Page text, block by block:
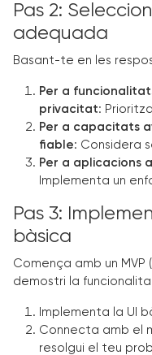
Pas 2:
adequada
Basant-te en les
Per a
privacitat:
Per a capacitats
fiable: Considera
Per a aplicacions
Implementa un
Pas 3:
bàsica
Comença amb un MVP
demostri la
Implementa la UI
Connecta amb el
resolgui el teu